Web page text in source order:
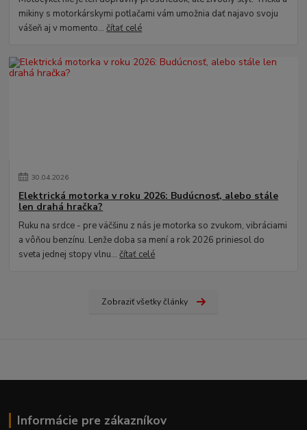
mikiny s motorkárskymi potlačami vám umožnia dať najavo svoju
vášeň aj v momento...čítať celé
30.04.2026
Elektrická motorka v roku 2026: Budúcnosť, alebo stále
len drahá hračka?
Ruku na srdce - pre väčšinu z nás je motorka so zvukom, vibráciami
a vôňou benzínu. Lenže doba sa mení a rok 2026 priniesol do
sveta jednej stopy vlnu...čítať celé
Zobraziť všetky články
Informácie pre zákazníkov